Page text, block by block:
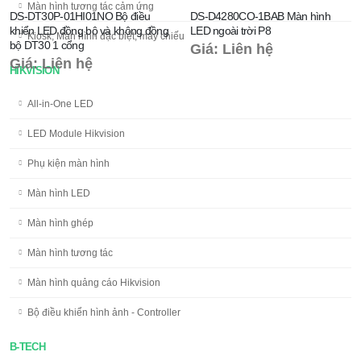
Màn hình tương tác cảm ứng
Kiosk, Màn hình đặc biệt, máy chiếu
HIKVISION
All-in-One LED
LED Module Hikvision
Phụ kiện màn hình
Màn hình LED
Màn hình ghép
Màn hình tương tác
Màn hình quảng cáo Hikvision
Bộ điều khiển hình ảnh - Controller
B-TECH
DS-DT30P-01HI01NO Bộ điều
khiển LED đồng bộ và không đồng
bộ DT30 1 cổng
Giá: Liên hệ
DS-D4280CO-1BAB Màn hình
LED ngoài trời P8
Giá: Liên hệ